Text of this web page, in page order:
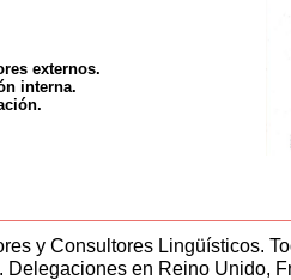
externos.
interna.
y Consultores Lingüísticos.
Delegaciones en Reino Unido,